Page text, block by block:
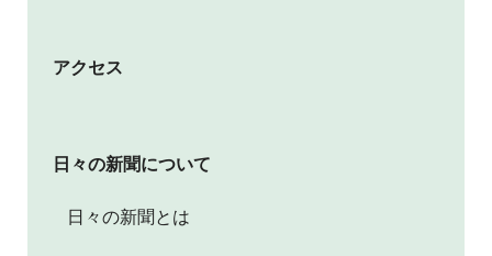
アクセス
日々の新聞について
日々の新聞とは